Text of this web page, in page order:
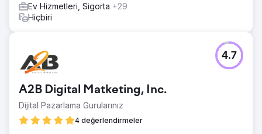
Ev Hizmetleri, Sigorta +29
Hiçbiri
A2B Digital Matketing, Inc.
Dijital Pazarlama Gurularınız
4 değerlendirmeler
4.7